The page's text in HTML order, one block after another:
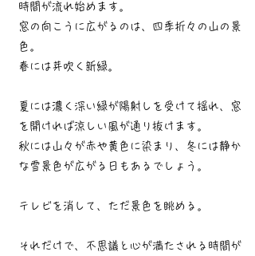
時間が流れ始めます。
窓の向こうに広がるのは、四季折々の山の景
色。
春には芽吹く新緑。
夏には濃く深い緑が陽射しを受けて揺れ、窓
を開ければ涼しい風が通り抜けます。
秋には山々が赤や黄色に染まり、冬には静か
な雪景色が広がる日もあるでしょう。
テレビを消して、ただ景色を眺める。
それだけで、不思議と心が満たされる時間が